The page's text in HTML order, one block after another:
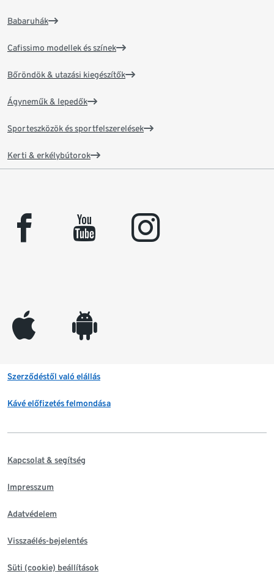
Babaruhák
Cafissimo modellek és színek
Bőröndök & utazási kiegészítők
Ágyneműk & lepedők
Sporteszközök és sportfelszerelések
Kerti & erkélybútorok
facebook youtube instagram
appleinc android
Szerződéstől való elállás
Kávé előfizetés felmondása
Kapcsolat & segítség
Impresszum
Adatvédelem
Visszaélés-bejelentés
Süti (cookie) beállítások